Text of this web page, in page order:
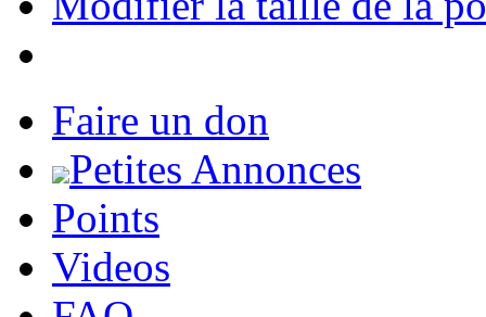
Faire un don
Petites Annonces
Points
Videos